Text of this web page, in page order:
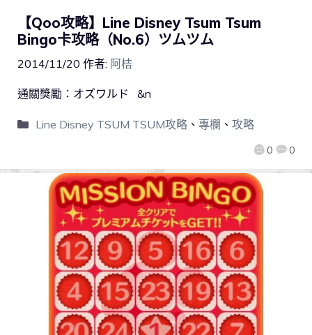
【Qoo攻略】Line Disney Tsum Tsum
Bingo卡攻略（No.6）ツムツム
2014/11/20 作者: 阿桔
0 0
通關獎勵：オズワルド &n
Line Disney TSUM TSUM攻略、 專欄 、 攻略